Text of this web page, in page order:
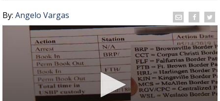
By: Angelo Vargas